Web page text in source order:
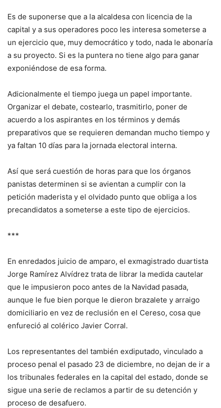
Es de suponerse que a la alcaldesa con licencia de la
capital y a sus operadores poco les interesa someterse a
un ejercicio que, muy democrático y todo, nada le abonaría
a su proyecto. Si es la puntera no tiene algo para ganar
exponiéndose de esa forma.
Adicionalmente el tiempo juega un papel importante.
Organizar el debate, costearlo, trasmitirlo, poner de
acuerdo a los aspirantes en los términos y demás
preparativos que se requieren demandan mucho tiempo y
ya faltan 10 días para la jornada electoral interna.
Así que será cuestión de horas para que los órganos
panistas determinen si se avientan a cumplir con la
petición maderista y el olvidado punto que obliga a los
precandidatos a someterse a este tipo de ejercicios.
***
En enredados juicio de amparo, el exmagistrado duartista
Jorge Ramírez Alvídrez trata de librar la medida cautelar
que le impusieron poco antes de la Navidad pasada,
aunque le fue bien porque le dieron brazalete y arraigo
domiciliario en vez de reclusión en el Cereso, cosa que
enfureció al colérico Javier Corral.
Los representantes del también exdiputado, vinculado a
proceso penal el pasado 23 de diciembre, no dejan de ir a
los tribunales federales en la capital del estado, donde se
sigue una serie de reclamos a partir de su detención y
proceso de desafuero.